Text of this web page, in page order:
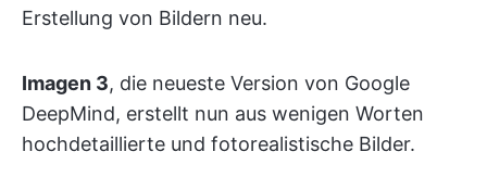
Erstellung von Bildern neu.
Imagen 3, die neueste Version von Google
DeepMind, erstellt nun aus wenigen Worten
hochdetaillierte und fotorealistische Bilder.